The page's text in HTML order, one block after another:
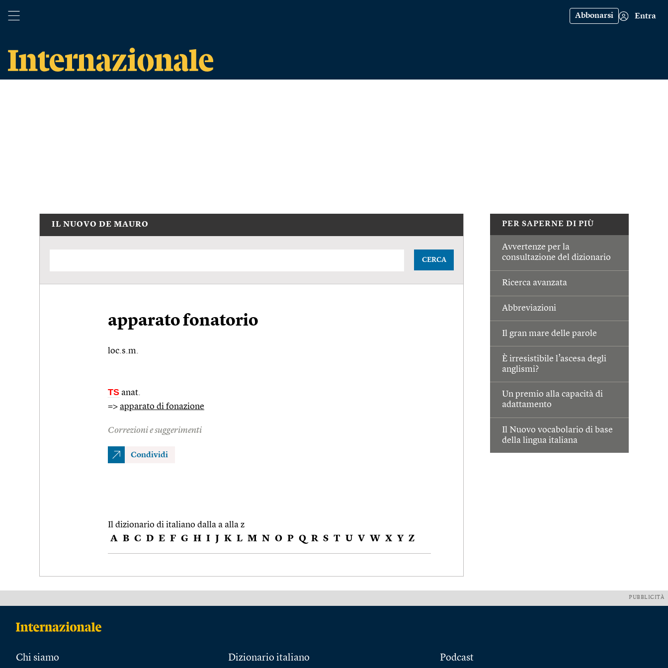
Abbonarsi Entra
PER SAPERNE DI PIÙ
Avvertenze per la
consultazione del dizionario
Ricerca avanzata
Abbreviazioni
Il gran mare delle parole
È irresistibile l’ascesa degli
anglismi?
Un premio alla capacità di
adattamento
Il Nuovo vocabolario di base
della lingua italiana
IL NUOVO DE MAURO
CERCA
apparato fonatorio
loc.s.m.
TS anat.
=> apparato di fonazione
Correzioni e suggerimenti
Condividi
Il dizionario di italiano dalla a alla z
A B C D E F G H I J K L M N O P Q R S T U V W X Y Z
PUBBLICITÀ
Chi siamo Dizionario italiano Podcast